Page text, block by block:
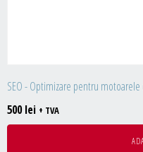
SEO - Optimizare pentru
500lei + TVA